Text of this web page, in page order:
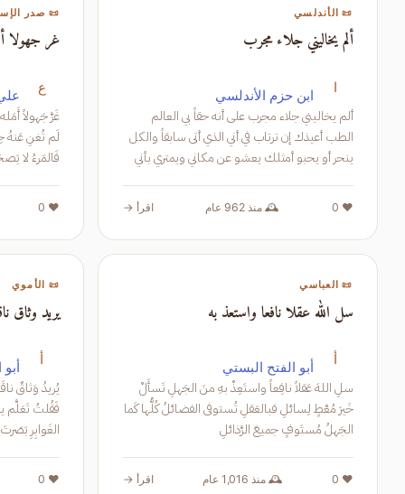
📜 الأندلسي
ألم يخاليني جلاء مجرب
ا ابن حزم الأندلسي
ألم يخاليني جلاء مجرب على أنه حقاً بي العالم
الطب أعيذك إن ترتاب في أني الذي أتى سابقاً والكل
ينحر أو يحبو أمثلك يعشو عن مكاني ويمتري بأني
تمه ولم يستتر
❤️ 0 🕰️ منذ 962 عام اقرأ →
📜 صدر
غر جهولا
ع
فَالمَرءُ لا يَصحَبُهُ في القَبرِ
❤️ 0
📜 العباسي
سل الله عقلا نافعا واستعذ به
أ أبو الفتح البستي
سلِ اللهَ عَقلاً نافِعاً واستَعِذْ بهِ منَ الجَهلِ تَسأَلْ
خَيرَ مُعْطٍ لِسائلِ فبالعَقلِ تُستوفى الفضائلُ كُلُّها كَما
الجَهلُ مُستَوفٍ جميعَ الرَّذائلِ
❤️ 0 🕰️ منذ 1,016 عام اقرأ →
📜 الأموي
يريد وثاق
أ
الغَوابِرِ بَصَرتَ بِها كَوماءَ حَوساءَ جَلدَةً مِنَ المولياتِ
❤️ 0